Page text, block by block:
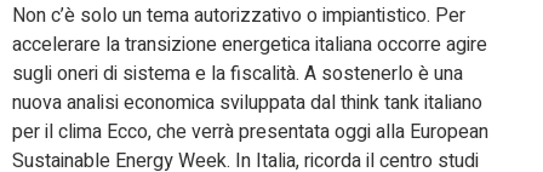
Non c’è solo un tema autorizzativo o impiantistico. Per
accelerare la transizione energetica italiana occorre agire
sugli oneri di sistema e la fiscalità. A sostenerlo è una
nuova analisi economica sviluppata dal think tank italiano
per il clima Ecco, che verrà presentata oggi alla European
Sustainable Energy Week. In Italia, ricorda il centro studi